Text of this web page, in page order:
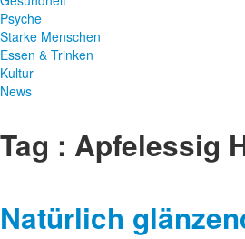
Psyche
Starke Menschen
Essen & Trinken
Kultur
News
Tag : Apfelessig
Natürlich